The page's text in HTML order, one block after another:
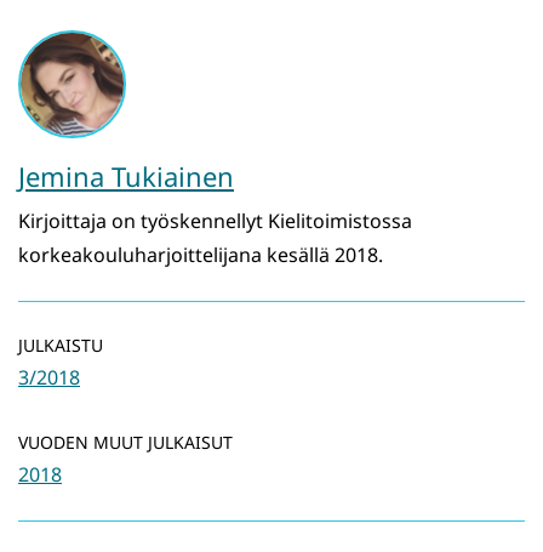
Jemina Tukiainen
Kirjoittaja on työskennellyt Kielitoimistossa
korkeakouluharjoittelijana kesällä 2018.
JULKAISTU
3/2018
VUODEN MUUT JULKAISUT
2018